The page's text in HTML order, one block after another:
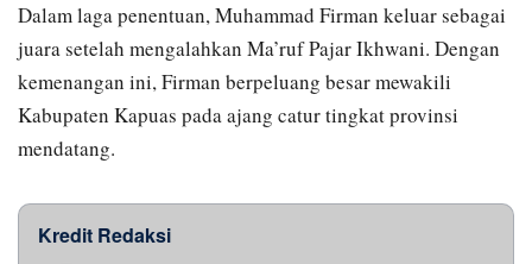
Dalam laga penentuan, Muhammad Firman keluar sebagai
juara setelah mengalahkan Ma’ruf Pajar Ikhwani. Dengan
kemenangan ini, Firman berpeluang besar mewakili
Kabupaten Kapuas pada ajang catur tingkat provinsi
mendatang.
Kredit Redaksi